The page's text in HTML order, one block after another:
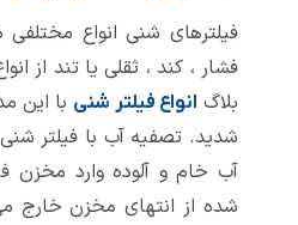
فیلترهای شنی انواع
فشار ، کند ، ثقلی یا تند از
بلاگ انواع فیلتر شنی با این
شدید. تصفیه آب با فیلتر
آب خام و آلوده وارد مخزن
شده از انتهای مخزن خارج